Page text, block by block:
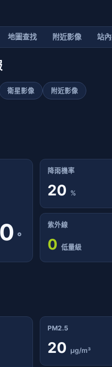
地圖查找 附近影像 站
衛星影像 附近影像
°
降雨機率
20 %
紫外線
0 低量級
PM2.5
20 μg/m³